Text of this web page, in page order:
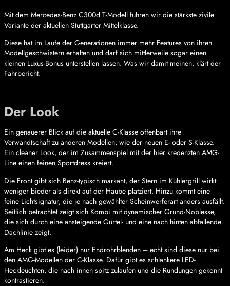
Mit dem Mercedes-Benz C300d T-Modell fuhren wir die stärkste zivile
Variante der aktuellen Stuttgarter Mittelklasse.
Diese hat im Laufe der Generationen immer mehr Features von ihren
Modellgeschwistern erhalten und darf sich mittlerweile sogar einen
kleinen Luxus-Bonus unterstellen lassen. Was wir damit meinen, klärt der
Fahrbericht.
Der Look
Ein genauerer Blick auf die aktuelle C-Klasse offenbart ihre
Verwandtschaft zu anderen Modellen, wie der neuen E- oder S-Klasse.
Ein cleaner Look, der im Zusammenspiel mit der hier kredenzten AMG-
Line einen feinen Sportdress kreiert.
Die Front gibt sich Benz-typisch markant, der Stern im Kühlergrill wirkt
weniger bieder als direkt auf der Haube platziert. Hinzu kommt eine
feine Lichtsignatur, die je nach gewählter Scheinwerferart anders ausfällt.
Seitlich betrachtet zeigt sich Kombi mit dynamischer Grund-Noblesse,
die sich durch eine ansteigende Gürtel- und eine nach hinten abfallende
Dachlinie zeigt.
Am Heck gibt es (leider) nur Endrohrblenden – echt sind diese nur bei
den AMG-Modellen der C-Klasse. Dafür gibt es schlankere LED-
Heckleuchten, die nach innen spitz zulaufen und die Rundungen gekonnt
kontrastieren.